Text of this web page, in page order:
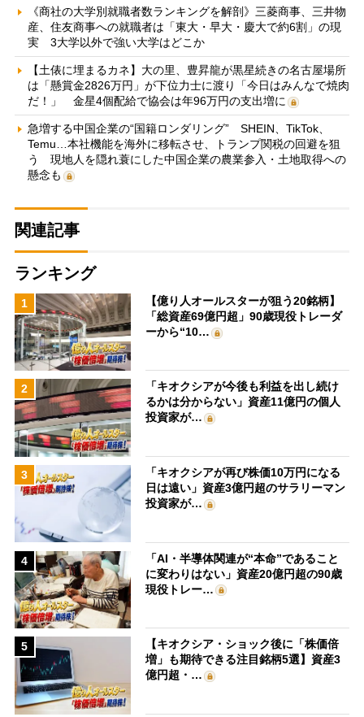
《商社の大学別就職者数ランキングを解剖》三菱商事、三井物
産、住友商事への就職者は「東大・早大・慶大で約6割」の現
実 3大学以外で強い大学はどこか
【土俵に埋まるカネ】大の里、豊昇龍が黒星続きの名古屋場所
は「懸賞金2826万円」が下位力士に渡り「今日はみんなで焼肉
だ！」 金星4個配給で協会は年96万円の支出増に
急増する中国企業の“国籍ロンダリング” SHEIN、TikTok、
Temu…本社機能を海外に移転させ、トランプ関税の回避を狙
う 現地人を隠れ蓑にした中国企業の農業参入・土地取得への
懸念も
関連記事
ランキング
1
【億り人オールスターが狙う20銘柄】
「総資産69億円超」90歳現役トレーダ
ーから“10…
2
「キオクシアが今後も利益を出し続け
るかは分からない」資産11億円の個人
投資家が…
3
「キオクシアが再び株価10万円になる
日は遠い」資産3億円超のサラリーマン
投資家が…
4
「AI・半導体関連が“本命”であること
に変わりはない」資産20億円超の90歳
現役トレー…
5
【キオクシア・ショック後に「株価倍
増」も期待できる注目銘柄5選】資産3
億円超・…